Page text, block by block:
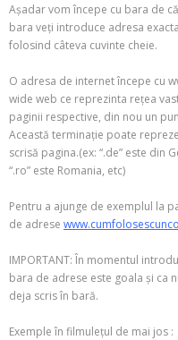
Așadar vom începe cu bara de
bara veți introduce adresa
folosind câteva cuvinte cheie.
O adresa de internet începe cu
wide web ce reprezinta rețea
paginii respective, din nou un
Această terminație poate
scrisă pagina.(ex: “.de” este din
“.ro” este Romania, etc)
Pentru a ajunge de exemplul la
de adrese
IMPORTANT: În momentul
bara de adrese este goala și ca
deja scris în bară.
Exemple în filmulețul de mai jos :